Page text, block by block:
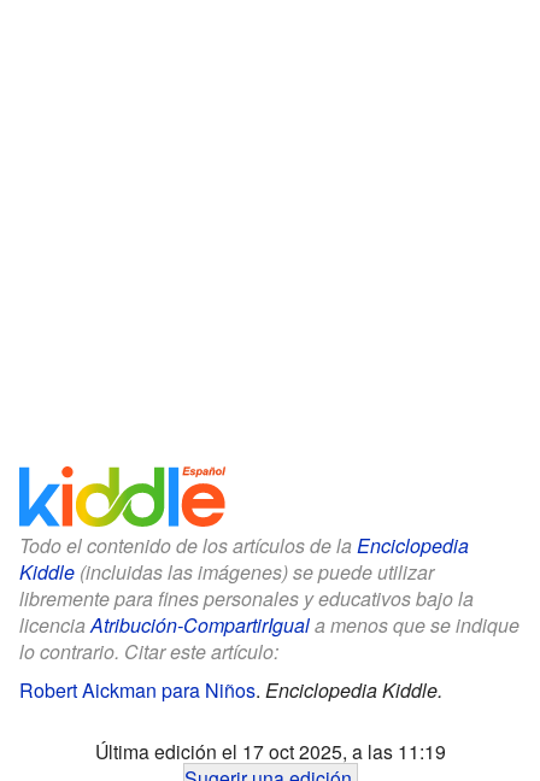
Todo el contenido de los artículos de la Enciclopedia
Kiddle (incluidas las imágenes) se puede utilizar
libremente para fines personales y educativos bajo la
licenciaAtribución-CompartirIguala menos que se indique
lo contrario. Citar este artículo:
Robert Aickman para Niños. Enciclopedia Kiddle.
Última edición el 17 oct 2025, a las 11:19